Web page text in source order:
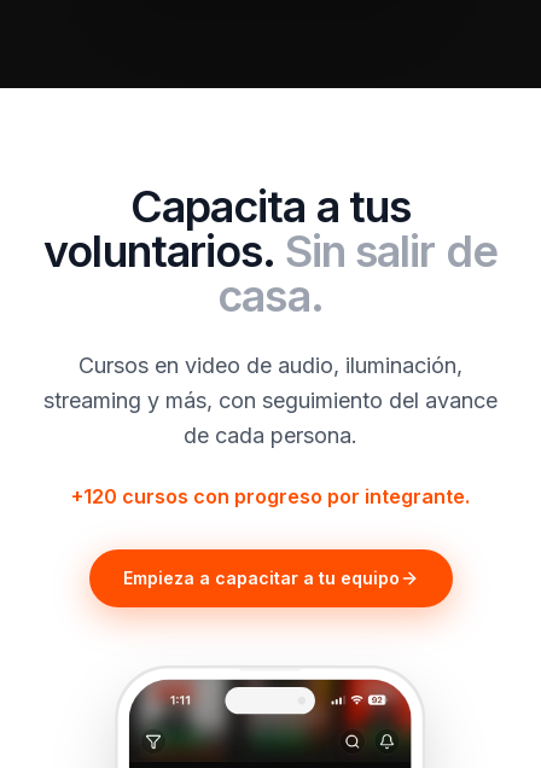
Capacita a tus
voluntarios. Sin salir de
casa.
Cursos en video de audio, iluminación,
streaming y más, con seguimiento del avance
de cada persona.
+120 cursos con progreso por integrante.
Empieza a capacitar a tu equipo